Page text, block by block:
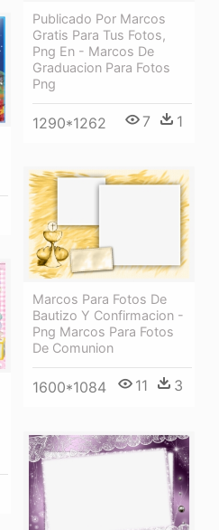
Publicado Por Marcos
Gratis Para Tus Fotos,
Png En - Marcos De
Graduacion Para Fotos
Png
1290*1262 7 1
Marcos Para Fotos De
Bautizo Y Confirmacion -
Png Marcos Para Fotos
De Comunion
1600*1084 11 3